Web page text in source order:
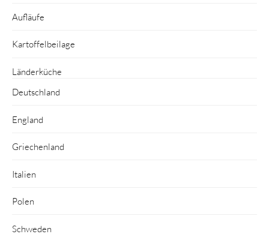
Aufläufe
Kartoffelbeilage
Länderküche
Deutschland
England
Griechenland
Italien
Polen
Schweden